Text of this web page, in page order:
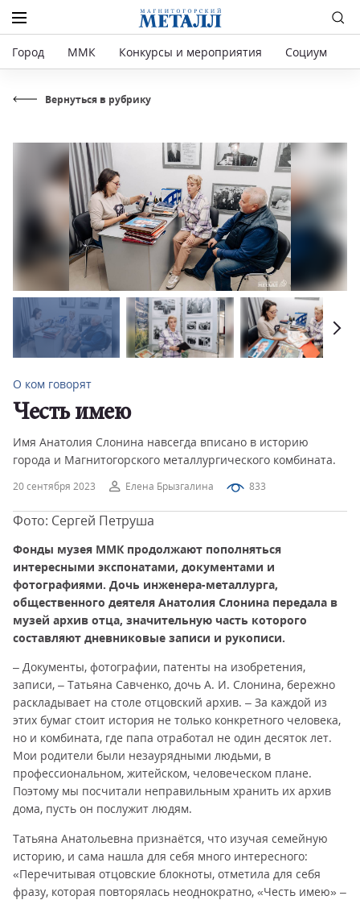
Город ММК Конкурсы и мероприятия Социум
Вернуться в рубрику
20 сентября 2023 Елена Брызгалина 833
О ком говорят
Честь имею
Имя Анатолия Слонина навсегда вписано в историю
города и Магнитогорского металлургического комбината.
Фото: Сергей Петруша
Фонды музея ММК продолжают пополняться
интересными экспонатами, документами и
фотографиями. Дочь инженера-металлурга,
общественного деятеля Анатолия Слонина передала в
музей архив отца, значительную часть которого
составляют дневниковые записи и рукописи.
– Документы, фотографии, патенты на изобретения,
записи, – Татьяна Савченко, дочь А. И. Слонина, бережно
раскладывает на столе отцовский архив. – За каждой из
этих бумаг стоит история не только конкретного человека,
но и комбината, где папа отработал не один десяток лет.
Мои родители были незаурядными людьми, в
профессиональном, житейском, человеческом плане.
Поэтому мы посчитали неправильным хранить их архив
дома, пусть он послужит людям.
Татьяна Анатольевна признаётся, что изучая семейную
историю, и сама нашла для себя много интересного:
«Перечитывая отцовские блокноты, отметила для себя
фразу, которая повторялась неоднократно, «Честь имею» –